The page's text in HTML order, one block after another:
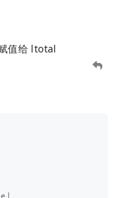
值给 ltotal